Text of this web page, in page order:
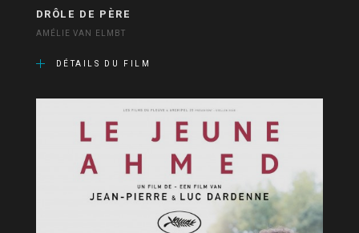
DRÔLE DE PÈRE
AMÉLIE VAN ELMBT
DÉTAILS DU FILM